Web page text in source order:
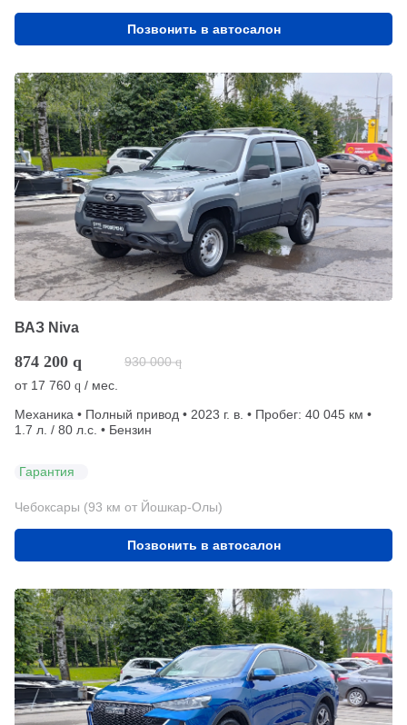
Позвонить в автосалон
ВАЗ Niva
874 200 q 930 000 q
от 17 760 q / мес.
Механика • Полный привод • 2023 г. в. • Пробег: 40 045 км •
1.7 л. / 80 л.с. • Бензин
Гарантия
Чебоксары (93 км от Йошкар-Олы)
Позвонить в автосалон